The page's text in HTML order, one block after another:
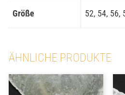
Größe 52, 54, 56,
ÄHNLICHE PRODUKTE